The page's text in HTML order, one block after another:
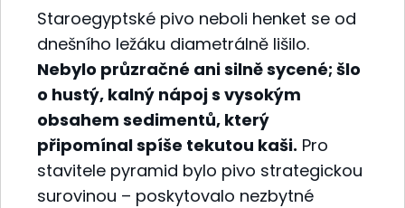
Staroegyptské pivo neboli henket se od
dnešního ležáku diametrálně lišilo.
Nebylo průzračné ani silně sycené; šlo
o hustý, kalný nápoj s vysokým
obsahem sedimentů, který
připomínal spíše tekutou kaši. Pro
stavitele pyramid bylo pivo strategickou
surovinou – poskytovalo nezbytné